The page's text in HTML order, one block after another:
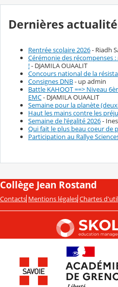
Dernières
Rentrée scolaire 2026- Riadh
Cérémonie des récompenses
!- DJAMILA OUAALIT
Concours national de la
Consignes DNB- up admin
Battle KAHOOT ==> Niveau
EMC- DJAMILA OUAALIT
Semaine pour la planète
Haut les mains contre les
Semaine de l'égalité 2026-
Qui fait le plus beau coeur de
Participation au Rallye
Collège Jean Rostand
Contacts Mentions légales Chartes